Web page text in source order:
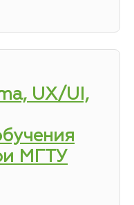
UX/UI,
МГТУ